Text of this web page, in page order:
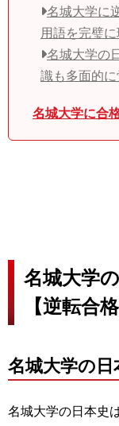
名城大学に
用語を完璧
名城大学の
識も多面的に
名城大学に合
名城大学
【逆転合
名城大学の日
名城大学の日本史